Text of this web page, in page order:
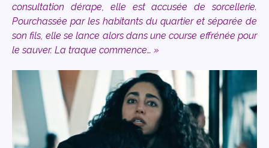
consultation dérape, elle est accusée de sorcellerie.
Pourchassée par les habitants du quartier et séparée de
son fils, elle se lance alors dans une course effrénée pour
le sauver. La traque commence… »